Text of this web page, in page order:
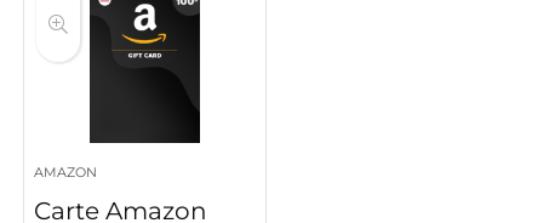
AMAZON
Carte Amazon